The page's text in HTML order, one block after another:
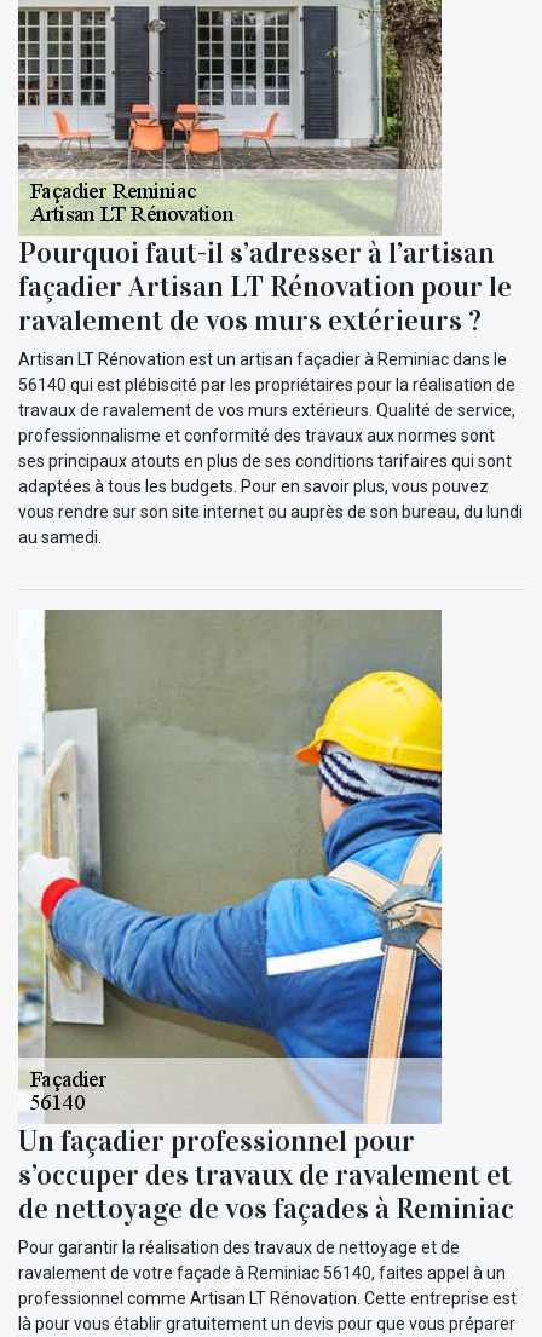
Pourquoi faut-il s’adresser à l’artisan
façadier Artisan LT Rénovation pour le
ravalement de vos murs extérieurs ?
Artisan LT Rénovation est un artisan façadier à Reminiac dans le
56140 qui est plébiscité par les propriétaires pour la réalisation de
travaux de ravalement de vos murs extérieurs. Qualité de service,
professionnalisme et conformité des travaux aux normes sont
ses principaux atouts en plus de ses conditions tarifaires qui sont
adaptées à tous les budgets. Pour en savoir plus, vous pouvez
vous rendre sur son site internet ou auprès de son bureau, du lundi
au samedi.
Un façadier professionnel pour
s’occuper des travaux de ravalement et
de nettoyage de vos façades à Reminiac
Pour garantir la réalisation des travaux de nettoyage et de
ravalement de votre façade à Reminiac 56140, faites appel à un
professionnel comme Artisan LT Rénovation. Cette entreprise est
là pour vous établir gratuitement un devis pour que vous préparer